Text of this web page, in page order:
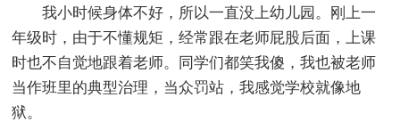
我小时候身体不好，所以一直没上幼儿园。刚上一
年级时，由于不懂规矩，经常跟在老师屁股后面，上课
时也不自觉地跟着老师。同学们都笑我傻，我也被老师
当作班里的典型治理，当众罚站，我感觉学校就像地
狱。